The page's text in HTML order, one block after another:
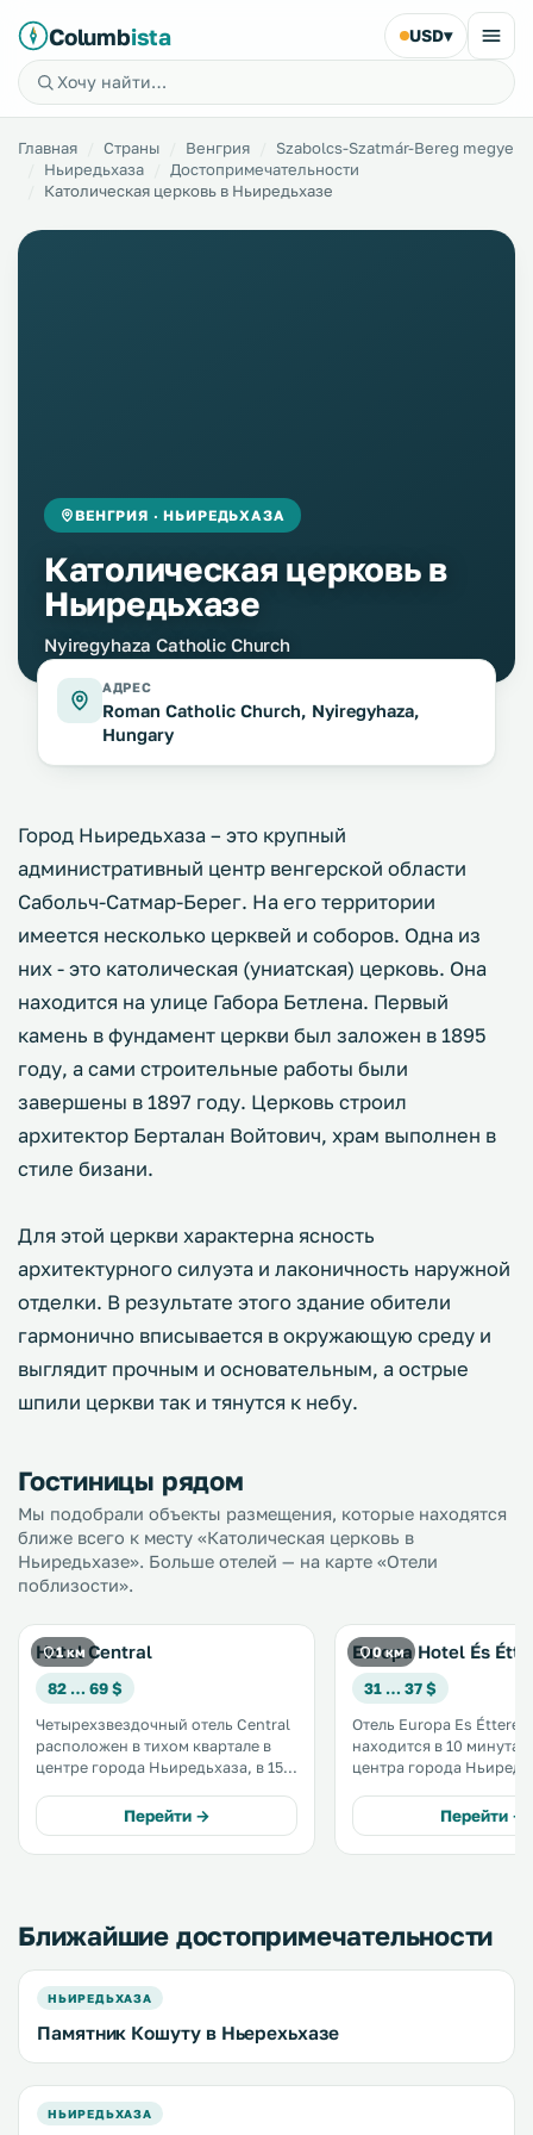
Columbista USD▾
Главная Страны Венгрия
Szabolcs-Szatmár-Bereg megye
Ньиредьхаза
Достопримечательности
Католическая церковь в Ньиредьхазе
ВЕНГРИЯ · НЬИРЕДЬХАЗА
Католическая церковь в
Ньиредьхазе
Nyiregyhaza Catholic Church
АДРЕС
Roman Catholic Church, Nyiregyhaza,
Hungary
Город Ньиредьхаза – это крупный
административный центр венгерской области
Сабольч-Сатмар-Берег. На его территории
имеется несколько церквей и соборов. Одна из
них - это католическая (униатская) церковь. Она
находится на улице Габора Бетлена. Первый
камень в фундамент церкви был заложен в 1895
году, а сами строительные работы были
завершены в 1897 году. Церковь строил
архитектор Берталан Войтович, храм выполнен в
стиле бизани.
Для этой церкви характерна ясность
архитектурного силуэта и лаконичность наружной
отделки. В результате этого здание обители
гармонично вписывается в окружающую среду и
выглядит прочным и основательным, а острые
шпили церкви так и тянутся к небу.
Гостиницы рядом
Мы подобрали объекты размещения, которые находятся
ближе всего к месту «Католическая церковь в
Ньиредьхазе». Больше отелей — на карте «Отели
поблизости».
1 км
Hotel Central
82 … 69 $
Четырехзвездочный отель Central
расположен в тихом квартале в
центре города Ньиредьхаза, в 15
Перейти →
0 км
Europa Hotel És
31 … 37 $
Отель Europa Es Étterem
находится в 10
центра города
бесплатная парковка и
кондиционерами. В ресторане
подают традиционные
Перейти →
Ближайшие достопримечательности
НЬИРЕДЬХАЗА
Памятник Кошуту в Ньерехьхазе
НЬИРЕДЬХАЗА